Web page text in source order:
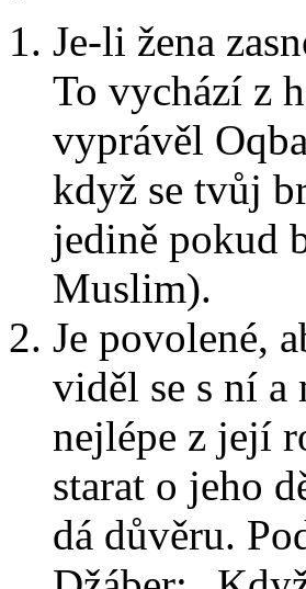
Je-li žena
To vychází z
vyprávěl
když se tvůj
jedině pokud
Muslim).
Je povolené,
viděl se s ní
nejlépe z její
starat o jeho
dá důvěru.